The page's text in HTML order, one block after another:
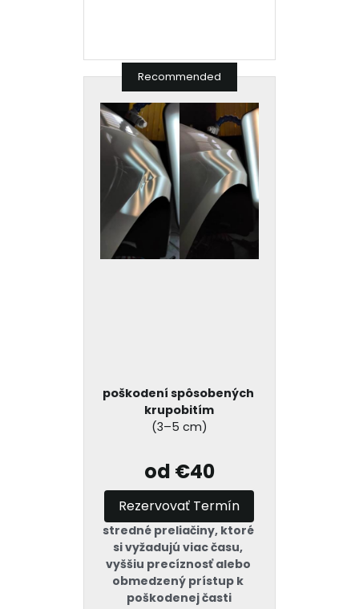
Recommended
poškodení spôsobených
krupobitím
(3–5 cm)
od €40
Rezervovať Termín
stredné preliačiny, ktoré
si vyžadujú viac času,
vyššiu precíznosť alebo
obmedzený prístup k
poškodenej časti